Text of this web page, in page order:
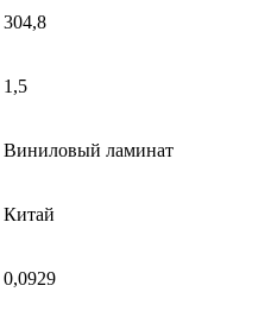
304,8
1,5
Виниловый ламинат
Китай
0,0929